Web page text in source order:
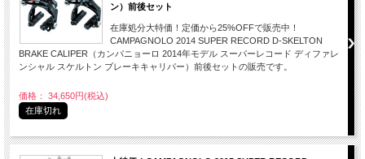
ン）前後セット
在庫処分大特価！定価から25%OFFで販売中！
CAMPAGNOLO 2014 SUPER RECORD D-SKELTON
BRAKE CALIPER（カンパニョーロ 2014年モデル スーパーレコード ディファレ
ンシャル スケルトン ブレーキキャリパー）前後セットの販売です。
価格： 34,650円(税込)
在庫切れ